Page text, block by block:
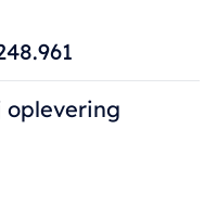
oplevering